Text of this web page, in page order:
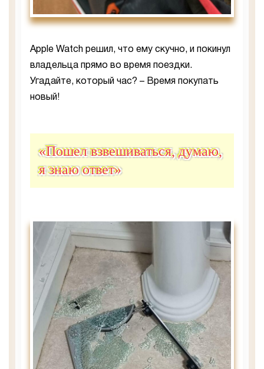
Apple Watch решил, что ему скучно, и покинул
владельца прямо во время поездки.
Угадайте, который час? – Время покупать
новый!
«Пошел взвешиваться, думаю,
я знаю ответ»